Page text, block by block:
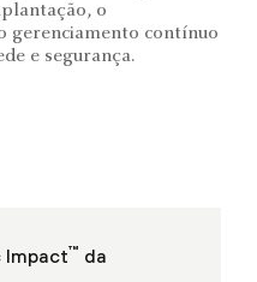
o
gerenciamento contínuo
e segurança.
Impact™ da